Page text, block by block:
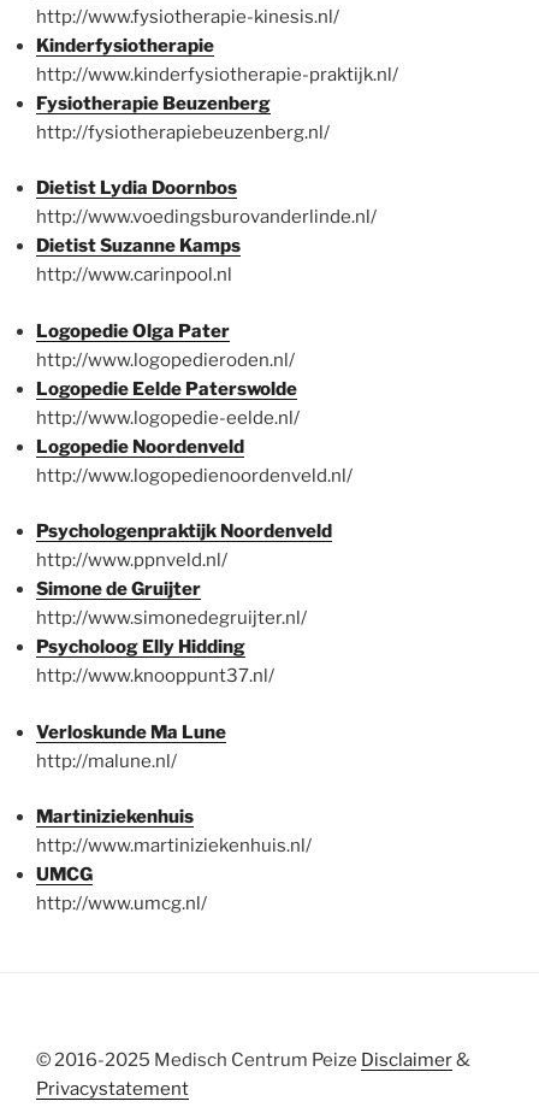
http://www.fysiotherapie-kinesis.nl/
Kinderfysiotherapie
http://www.kinderfysiotherapie-praktijk.nl/
Fysiotherapie Beuzenberg
http://fysiotherapiebeuzenberg.nl/
Dietist Lydia Doornbos
http://www.voedingsburovanderlinde.nl/
Dietist Suzanne Kamps
http://www.carinpool.nl
Logopedie Olga Pater
http://www.logopedieroden.nl/
Logopedie Eelde Paterswolde
http://www.logopedie-eelde.nl/
Logopedie Noordenveld
http://www.logopedienoordenveld.nl/
Psychologenpraktijk Noordenveld
http://www.ppnveld.nl/
Simone de Gruijter
http://www.simonedegruijter.nl/
Psycholoog Elly Hidding
http://www.knooppunt37.nl/
Verloskunde Ma Lune
http://malune.nl/
Martiniziekenhuis
http://www.martiniziekenhuis.nl/
UMCG
http://www.umcg.nl/
© 2016-2025 Medisch Centrum Peize Disclaimer&
Privacystatement